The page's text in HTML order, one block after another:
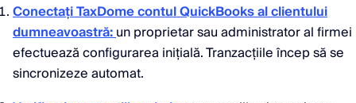
Conectați TaxDome contul QuickBooks al clientului
dumneavoastră:un proprietar sau administrator al firmei
efectuează configurarea inițială. Tranzacțiile încep să se
sincronizeze automat.